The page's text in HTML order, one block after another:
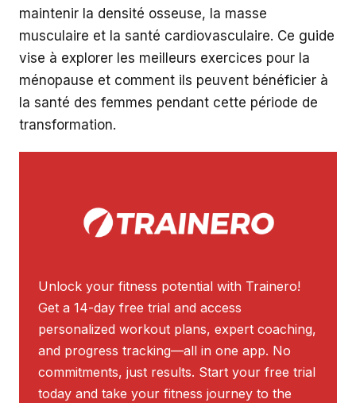
maintenir la densité osseuse, la masse
musculaire et la santé cardiovasculaire. Ce guide
vise à explorer les meilleurs exercices pour la
ménopause et comment ils peuvent bénéficier à
la santé des femmes pendant cette période de
transformation.
Unlock your fitness potential with Trainero!
Get a 14-day free trial and access
personalized workout plans, expert coaching,
and progress tracking—all in one app. No
commitments, just results. Start your free trial
today and take your fitness journey to the